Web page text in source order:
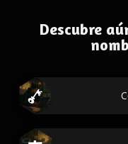
Descubre